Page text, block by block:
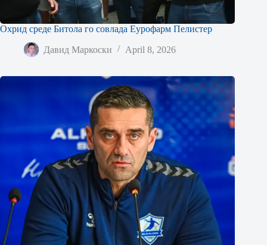
Охрид среде Битола го совлада Еурофарм Пелистер
Давид Маркоски April 8, 2026